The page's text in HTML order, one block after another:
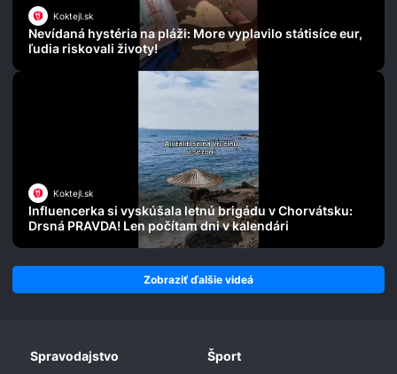
Koktejl.sk
Nevídaná hystéria na pláži: More vyplavilo státisíce eur,
ľudia riskovali životy!
Koktejl.sk
Influencerka si vyskúšala letnú brigádu v Chorvátsku:
Drsná PRAVDA! Len počítam dni v kalendári
Zobraziť ďalšie videá
Spravodajstvo Šport